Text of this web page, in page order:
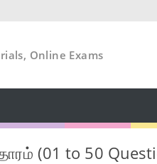
Online Exams
(01 to 50